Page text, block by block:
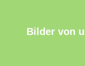
Bilder von